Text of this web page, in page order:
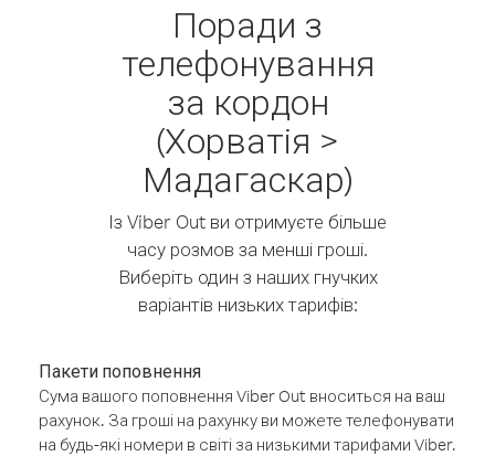
Поради з
телефонування
за кордон
(Хорватія >
Мадагаскар)
Із Viber Out ви отримуєте більше
часу розмов за менші гроші.
Виберіть один з наших гнучких
варіантів низьких тарифів:
Пакети поповнення
Сума вашого поповнення Viber Out вноситься на ваш
рахунок. За гроші на рахунку ви можете телефонувати
на будь-які номери в світі за низькими тарифами Viber.